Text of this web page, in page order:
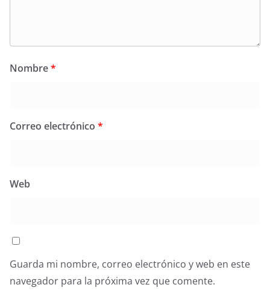
Nombre*
Correo electrónico *
Web
Guarda mi nombre, correo electrónico y web en este
navegador para la próxima vez que comente.